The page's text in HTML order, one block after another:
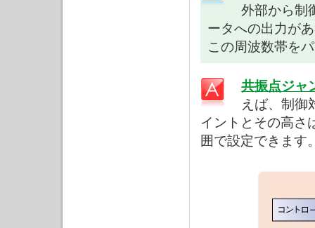
外部から制
ータへの出力が
この周波数帯を
共振点ジャ
えば、制御
イントとその高さ
囲で設定できます